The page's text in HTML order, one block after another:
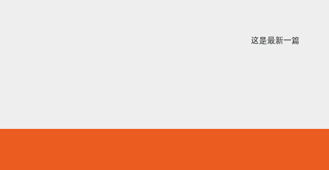
这是最新一篇